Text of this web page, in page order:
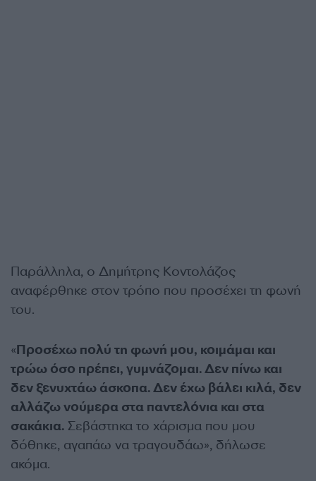
Παράλληλα, ο Δημήτρης Κοντολάζος
αναφέρθηκε στον τρόπο που προσέχει τη φωνή
του.
«Προσέχω πολύ τη φωνή μου, κοιμάμαι και
τρώω όσο πρέπει, γυμνάζομαι. Δεν πίνω και
δεν ξενυχτάω άσκοπα. Δεν έχω βάλει κιλά, δεν
αλλάζω νούμερα στα παντελόνια και στα
σακάκια. Σεβάστηκα το χάρισμα που μου
δόθηκε, αγαπάω να τραγουδάω», δήλωσε
ακόμα.